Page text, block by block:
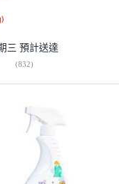
)
三 預計送達
(832)